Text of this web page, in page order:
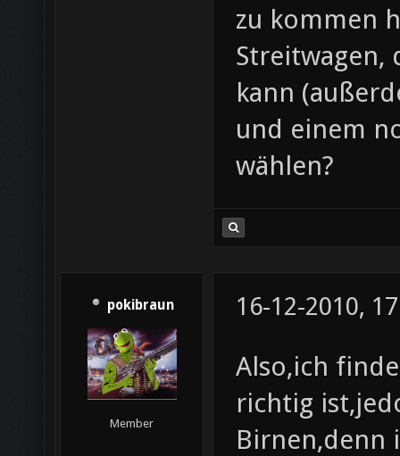
zu kommen
Streitwagen,
kann
und einem
wählen?
pokibraun
Member
16-12-2010,
Also,ich
richtig
Birnen,denn